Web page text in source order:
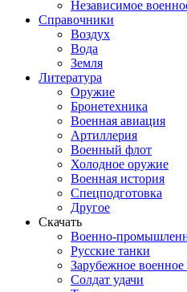
Независимое
Справочники
Воздух
Вода
Земля
Литература
Оружие
Бронетехника
Военная авиация
Артиллерия
Военный флот
Холодное оружие
Военная история
Спецподготовка
Другое
Скачать
Военно-
Русские танки
Зарубежное военное
Солдат удачи